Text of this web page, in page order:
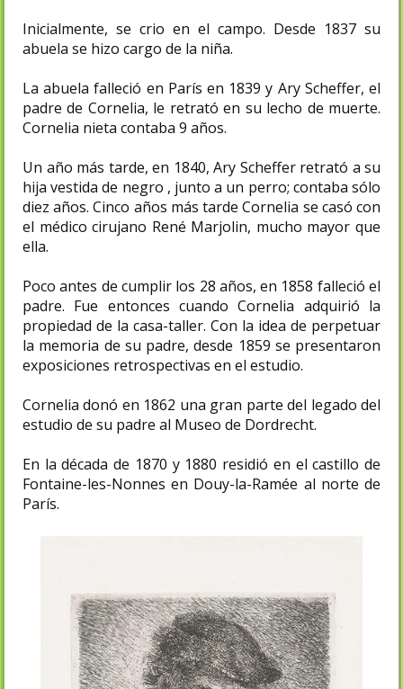
Inicialmente, se crio en el campo. Desde 1837 su
abuela se hizo cargo de la niña.
La abuela falleció en París en 1839 y Ary Scheffer, el
padre de Cornelia, le retrató en su lecho de muerte.
Cornelia nieta contaba 9 años.
Un año más tarde, en 1840, Ary Scheffer retrató a su
hija vestida de negro , junto a un perro; contaba sólo
diez años. Cinco años más tarde Cornelia se casó con
el médico cirujano René Marjolin, mucho mayor que
ella.
Poco antes de cumplir los 28 años, en 1858 falleció el
padre. Fue entonces cuando Cornelia adquirió la
propiedad de la casa-taller. Con la idea de perpetuar
la memoria de su padre, desde 1859 se presentaron
exposiciones retrospectivas en el estudio.
Cornelia donó en 1862 una gran parte del legado del
estudio de su padre al Museo de Dordrecht.
En la década de 1870 y 1880 residió en el castillo de
Fontaine-les-Nonnes en Douy-la-Ramée al norte de
París.